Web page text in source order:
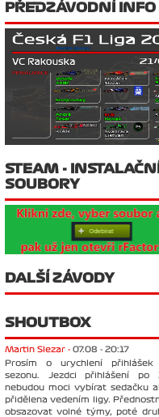
PŘEDZÁVODNÍ INFO
STEAM - INSTALAČNÍ
SOUBORY
DALŠÍ ZÁVODY
SHOUTBOX
Martin Slezar - 07.08 - 20:17
Prosím o urychlení
sezonu. Jezdci přihlášení po
nebudou moci vybírat sedačku
přidělena vedením ligy.
obsazovat volné týmy, poté